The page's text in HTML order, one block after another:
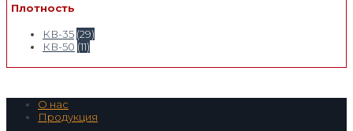
Плотность
КВ-35 (29)
КВ-50 (11)
О нас
Продукция